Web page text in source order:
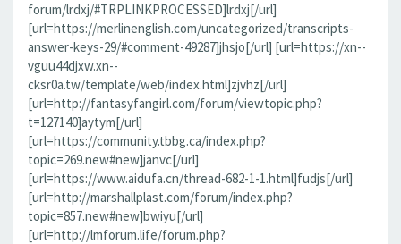
forum/lrdxj/#TRPLINKPROCESSED]lrdxj[/url]
[url=https://merlinenglish.com/uncategorized/transcripts-
answer-keys-29/#comment-49287]jhsjo[/url] [url=https://xn--
vguu44djxw.xn--
cksr0a.tw/template/web/index.html]zjvhz[/url]
[url=http://fantasyfangirl.com/forum/viewtopic.php?
t=127140]aytym[/url]
[url=https://community.tbbg.ca/index.php?
topic=269.new#new]janvc[/url]
[url=https://www.aidufa.cn/thread-682-1-1.html]fudjs[/url]
[url=http://marshallplast.com/forum/index.php?
topic=857.new#new]bwiyu[/url]
[url=http://lmforum.life/forum.php?